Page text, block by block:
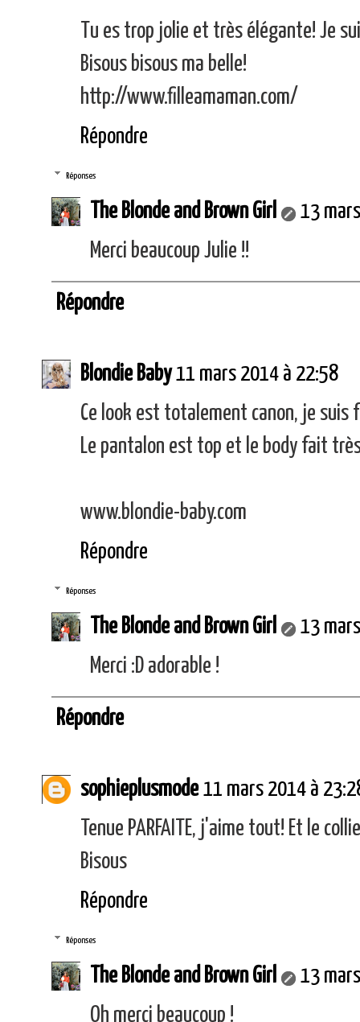
Tu es trop jolie et très élégante! Je
Bisous bisous ma belle!
http://www.filleamaman.com/
Répondre
Réponses
The Blonde and Brown Girl
13
Merci beaucoup Julie !!
Répondre
Blondie Baby 11 mars 2014 à 22:58
Ce look est totalement canon, je suis
Le pantalon est top et le body fait
www.blondie-baby.com
Répondre
Réponses
The Blonde and Brown Girl
13
Merci :D adorable !
Répondre
sophieplusmode 11 mars 2014 à
Tenue PARFAITE, j'aime tout! Et le
Bisous
Répondre
Réponses
The Blonde and Brown Girl
13
Oh merci beaucoup !